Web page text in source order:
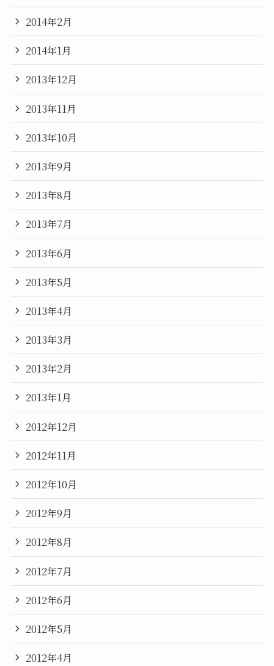
2014年2月
2014年1月
2013年12月
2013年11月
2013年10月
2013年9月
2013年8月
2013年7月
2013年6月
2013年5月
2013年4月
2013年3月
2013年2月
2013年1月
2012年12月
2012年11月
2012年10月
2012年9月
2012年8月
2012年7月
2012年6月
2012年5月
2012年4月